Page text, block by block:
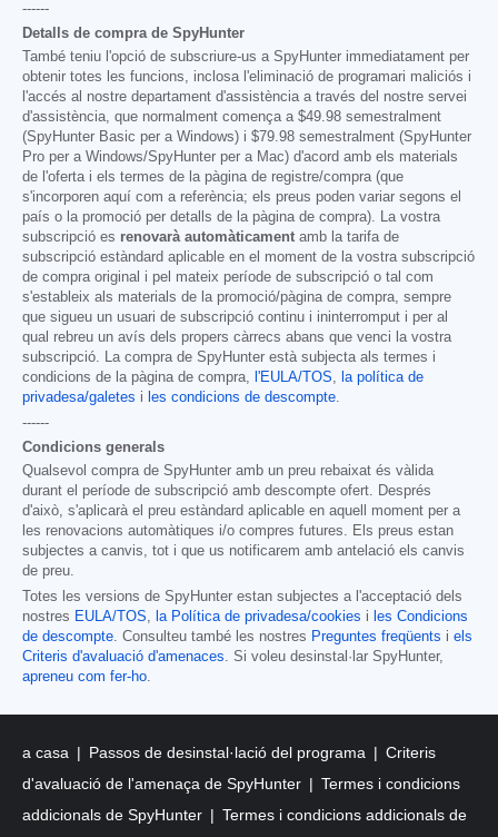
------
Detalls de compra de SpyHunter
També teniu l'opció de subscriure-us a SpyHunter immediatament per
obtenir totes les funcions, inclosa l'eliminació de programari maliciós i
l'accés al nostre departament d'assistència a través del nostre servei
d'assistència, que normalment comença a $49.98 semestralment
(SpyHunter Basic per a Windows) i $79.98 semestralment (SpyHunter
Pro per a Windows/SpyHunter per a Mac) d'acord amb els materials
de l'oferta i els termes de la pàgina de registre/compra (que
s'incorporen aquí com a referència; els preus poden variar segons el
país o la promoció per detalls de la pàgina de compra). La vostra
subscripció es renovarà automàticament amb la tarifa de
subscripció estàndard aplicable en el moment de la vostra subscripció
de compra original i pel mateix període de subscripció o tal com
s'estableix als materials de la promoció/pàgina de compra, sempre
que sigueu un usuari de subscripció continu i ininterromput i per al
qual rebreu un avís dels propers càrrecs abans que venci la vostra
subscripció. La compra de SpyHunter està subjecta als termes i
condicions de la pàgina de compra, l'EULA/TOS, la política de
privadesa/galetes i les condicions de descompte.
------
Condicions generals
Qualsevol compra de SpyHunter amb un preu rebaixat és vàlida
durant el període de subscripció amb descompte ofert. Després
d'això, s'aplicarà el preu estàndard aplicable en aquell moment per a
les renovacions automàtiques i/o compres futures. Els preus estan
subjectes a canvis, tot i que us notificarem amb antelació els canvis
de preu.
Totes les versions de SpyHunter estan subjectes a l'acceptació dels
nostres EULA/TOS, la Política de privadesa/cookies i les Condicions
de descompte. Consulteu també les nostres Preguntes freqüents i els
Criteris d'avaluació d'amenaces. Si voleu desinstal·lar SpyHunter,
apreneu com fer-ho.
a casa Passos de desinstal·lació del programa
Criteris
d'avaluació de l'amenaça de SpyHunter
Termes i condicions
addicionals de SpyHunter
Termes i condicions addicionals de